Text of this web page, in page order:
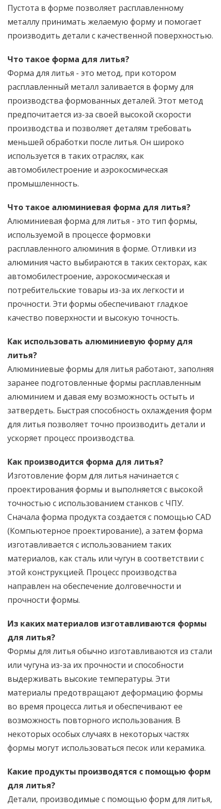
Пустота в форме позволяет расплавленному
металлу принимать желаемую форму и помогает
производить детали с качественной поверхностью.
Что такое форма для литья?
Форма для литья - это метод, при котором
расплавленный металл заливается в форму для
производства формованных деталей. Этот метод
предпочитается из-за своей высокой скорости
производства и позволяет деталям требовать
меньшей обработки после литья. Он широко
используется в таких отраслях, как
автомобилестроение и аэрокосмическая
промышленность.
Что такое алюминиевая форма для литья?
Алюминиевая форма для литья - это тип формы,
используемой в процессе формовки
расплавленного алюминия в форме. Отливки из
алюминия часто выбираются в таких секторах, как
автомобилестроение, аэрокосмическая и
потребительские товары из-за их легкости и
прочности. Эти формы обеспечивают гладкое
качество поверхности и высокую точность.
Как использовать алюминиевую форму для
литья?
Алюминиевые формы для литья работают, заполняя
заранее подготовленные формы расплавленным
алюминием и давая ему возможность остыть и
затвердеть. Быстрая способность охлаждения форм
для литья позволяет точно производить детали и
ускоряет процесс производства.
Как производится форма для литья?
Изготовление форм для литья начинается с
проектирования формы и выполняется с высокой
точностью с использованием станков с ЧПУ.
Сначала форма продукта создается с помощью CAD
(Компьютерное проектирование), а затем форма
изготавливается с использованием таких
материалов, как сталь или чугун в соответствии с
этой конструкцией. Процесс производства
направлен на обеспечение долговечности и
прочности формы.
Из каких материалов изготавливаются формы
для литья?
Формы для литья обычно изготавливаются из стали
или чугуна из-за их прочности и способности
выдерживать высокие температуры. Эти
материалы предотвращают деформацию формы
во время процесса литья и обеспечивают ее
возможность повторного использования. В
некоторых особых случаях в некоторых частях
формы могут использоваться песок или керамика.
Какие продукты производятся с помощью форм
для литья?
Детали, производимые с помощью форм для литья,